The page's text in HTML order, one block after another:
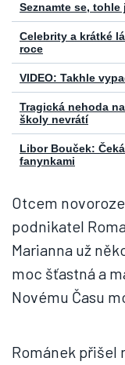
Seznamte se,
Celebrity a krátké
roce
VIDEO: Takhle
Tragická nehoda
školy nevrátí
Libor Bouček:
fanynkami
Otcem
podnikatel
Marianna už
moc šťastná a
Novému Času
Románek přišel